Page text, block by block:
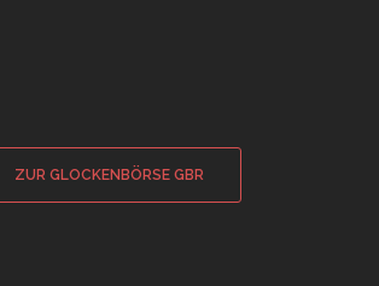
ZUR GLOCKENBÖRSE GBR